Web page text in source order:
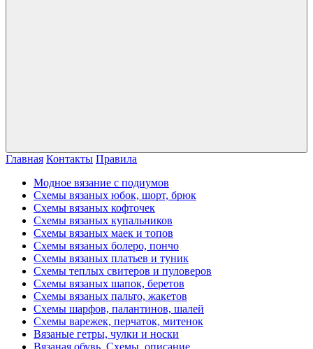
Главная Контакты Правила
Модное вязание с подиумов
Схемы вязаных юбок, шорт, брюк
Схемы вязаных кофточек
Схемы вязаных купальников
Схемы вязаных маек и топов
Схемы вязаных болеро, пончо
Схемы вязаных платьев и туник
Схемы теплых свитеров и пуловеров
Схемы вязаных шапок, беретов
Схемы вязаных пальто, жакетов
Схемы шарфов, палантинов, шалей
Схемы варежек, перчаток, митенок
Вязаные гетры, чулки и носки
Вязаная обувь. Схемы, описание